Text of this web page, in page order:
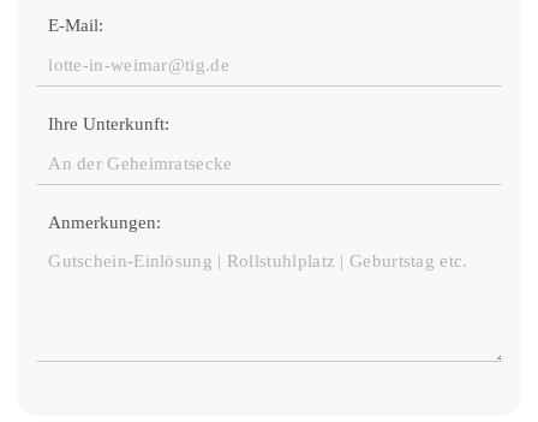
E-Mail:
Ihre Unterkunft:
Anmerkungen: